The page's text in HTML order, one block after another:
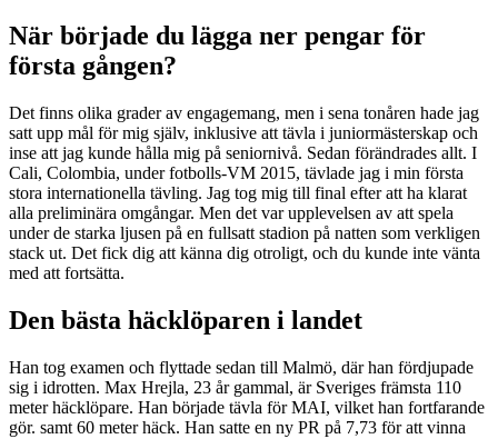
När började du lägga ner pengar för
första gången?
Det finns olika grader av engagemang, men i sena tonåren hade jag
satt upp mål för mig själv, inklusive att tävla i juniormästerskap och
inse att jag kunde hålla mig på seniornivå. Sedan förändrades allt. I
Cali, Colombia, under fotbolls-VM 2015, tävlade jag i min första
stora internationella tävling. Jag tog mig till final efter att ha klarat
alla preliminära omgångar. Men det var upplevelsen av att spela
under de starka ljusen på en fullsatt stadion på natten som verkligen
stack ut. Det fick dig att känna dig otroligt, och du kunde inte vänta
med att fortsätta.
Den bästa häcklöparen i landet
Han tog examen och flyttade sedan till Malmö, där han fördjupade
sig i idrotten. Max Hrejla, 23 år gammal, är Sveriges främsta 110
meter häcklöpare. Han började tävla för MAI, vilket han fortfarande
gör. samt 60 meter häck. Han satte en ny PR på 7,73 för att vinna